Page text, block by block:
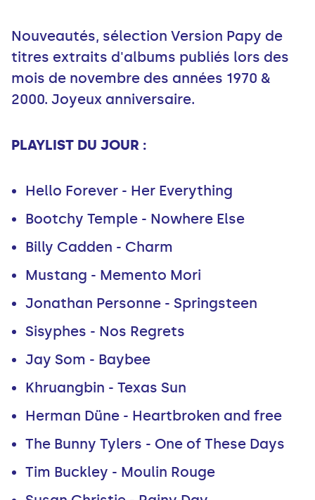
Nouveautés, sélection Version Papy de
titres extraits d'albums publiés lors des
mois de novembre des années 1970 &
2000. Joyeux anniversaire.
PLAYLIST DU JOUR :
Hello Forever - Her Everything
Bootchy Temple - Nowhere Else
Billy Cadden - Charm
Mustang - Memento Mori
Jonathan Personne - Springsteen
Sisyphes - Nos Regrets
Jay Som - Baybee
Khruangbin - Texas Sun
Herman Düne - Heartbroken and free
The Bunny Tylers - One of These Days
Tim Buckley - Moulin Rouge